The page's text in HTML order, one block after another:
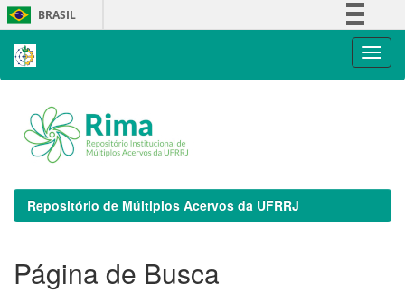
Skip
navigation
BRASIL
Repositório de Múltiplos Acervos da UFRRJ
Página de Busca